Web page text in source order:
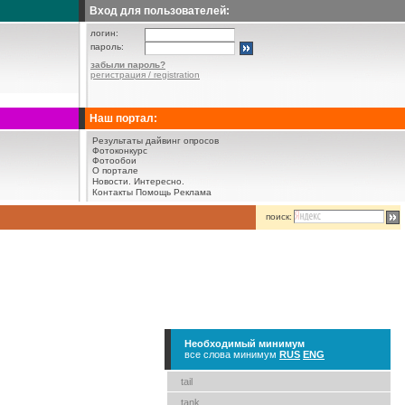
Вход для пользователей:
логин:
пароль:
забыли пароль?
регистрация / registration
Наш портал:
Результаты дайвинг опросов
Фотоконкурс
Фотообои
О портале
Новости.
Интересно.
Контакты Помощь Реклама
поиск:
Необходимый минимум
все слова минимум RUS ENG
tail
tank